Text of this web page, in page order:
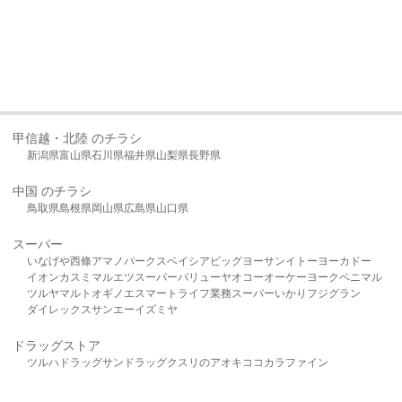
甲信越・北陸 のチラシ
新潟県富山県石川県福井県山梨県長野県
中国 のチラシ
鳥取県島根県岡山県広島県山口県
スーパー
いなげや西條アマノパークスベイシア ビッグヨーサンイトーヨーカドー
イオンカスミ マルエツスーパーバリューヤオコーオーケー ヨークベニマル
ツルヤマルト オギノ エスマート ライフ業務スーパーいかり フジグラン
ダイレックスサンエーイズミヤ
ドラッグストア
ツルハドラッグサンドラッグクスリのアオキ ココカラファイン